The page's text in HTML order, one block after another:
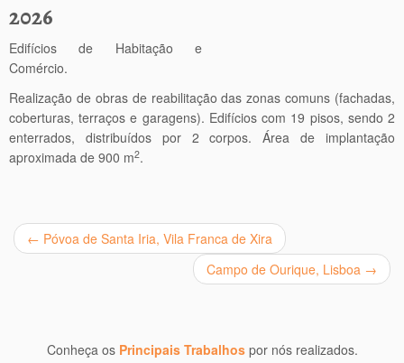
2026
Edifícios de Habitação e
Comércio.
Realização de obras de reabilitação das zonas comuns (fachadas,
coberturas, terraços e garagens). Edifícios com 19 pisos, sendo 2
enterrados, distribuídos por 2 corpos. Área de implantação
aproximada de 900 m2.
← Póvoa de Santa Iria, Vila Franca de Xira
Campo de Ourique, Lisboa →
Conheça os Principais Trabalhospor nós realizados.